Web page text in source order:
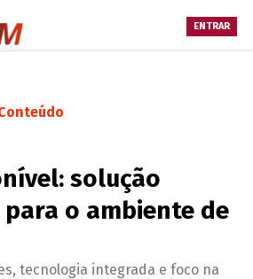
ENTRAR
solução
o ambiente de
tecnologia integrada e foco na